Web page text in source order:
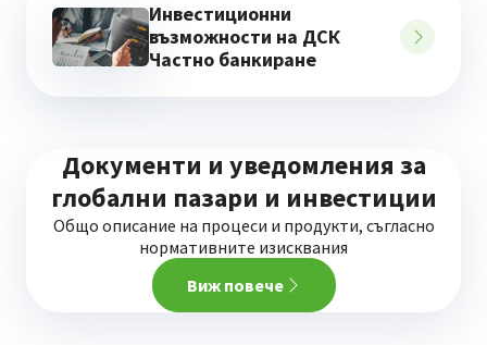
Инвестиционни
възможности на ДСК
Частно банкиране
Документи и уведомления за
глобални пазари и инвестиции
Общо описание на процеси и продукти, съгласно
нормативните изисквания
Виж повече